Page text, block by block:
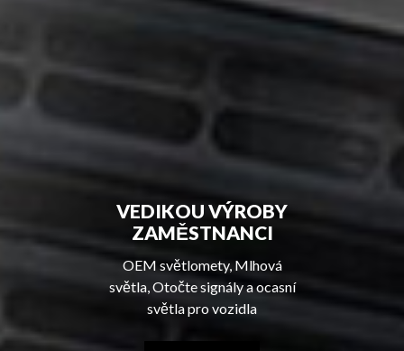
VEDIKOU VÝROBY
ZAMĚSTNANCI
OEM světlomety, Mlhová
světla, Otočte signály a ocasní
světla pro vozidla